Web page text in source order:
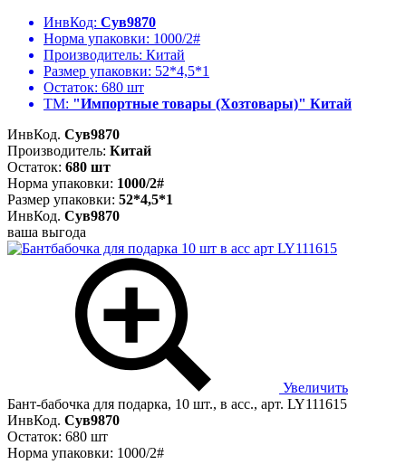
ИнвКод: Сув9870
Норма упаковки: 1000/2#
Производитель: Китай
Размер упаковки: 52*4,5*1
Остаток: 680 шт
ТМ: "Импортные товары (Хозтовары)" Китай
ИнвКод. Сув9870
Производитель: Китай
Остаток: 680 шт
Норма упаковки: 1000/2#
Размер упаковки: 52*4,5*1
ИнвКод. Сув9870
ваша выгода
Увеличить
Бант-бабочка для подарка, 10 шт., в асс., арт. LY111615
ИнвКод. Сув9870
Остаток: 680 шт
Норма упаковки: 1000/2#